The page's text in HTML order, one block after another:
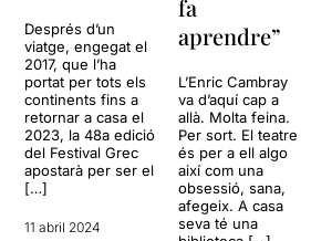
Després d’un
viatge, engegat el
2017, que l’ha
portat per tots els
continents fins a
retornar a casa el
2023, la 48a edició
del Festival Grec
apostarà per ser el
[…]
11 abril 2024
fa
aprendre”
L’Enric Cambray
va d’aquí cap a
allà. Molta feina.
Per sort. El teatre
és per a ell algo
així com una
obsessió, sana,
afegeix. A casa
seva té una